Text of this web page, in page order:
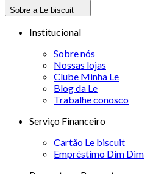
Sobre a Le biscuit
Institucional
Sobre nós
Nossas lojas
Clube Minha Le
Blog da Le
Trabalhe conosco
Serviço Financeiro
Cartão Le biscuit
Empréstimo Dim Dim